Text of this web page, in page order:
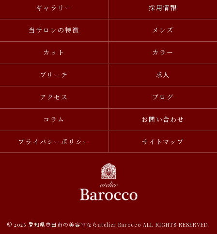
ギャラリー 採用情報
当サロンの特徴 メンズ
カット カラー
ブリーチ 求人
アクセス ブログ
コラム お問い合わせ
プライバシーポリシー サイトマップ
© 2026 愛知県豊田市の美容室ならatelier Barocco ALL RIGHTS RESERVED.